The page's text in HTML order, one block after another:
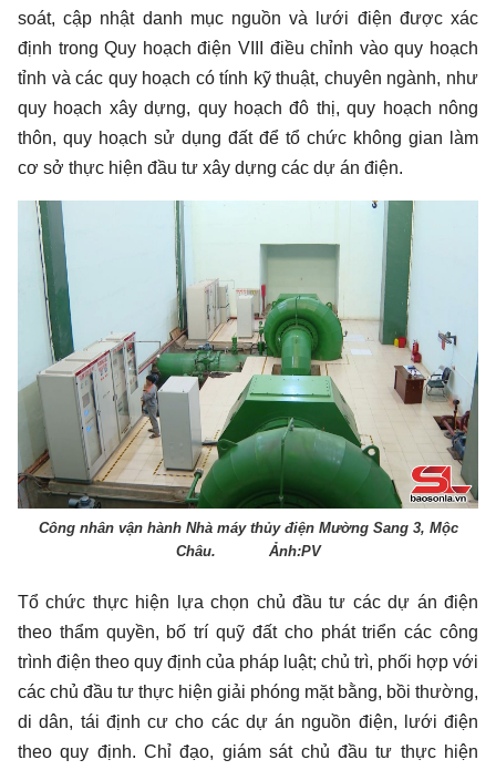
soát, cập nhật danh mục nguồn và lưới điện được xác
định trong Quy hoạch điện VIII điều chỉnh vào quy hoạch
tỉnh và các quy hoạch có tính kỹ thuật, chuyên ngành, như
quy hoạch xây dựng, quy hoạch đô thị, quy hoạch nông
thôn, quy hoạch sử dụng đất để tổ chức không gian làm
cơ sở thực hiện đầu tư xây dựng các dự án điện.
Công nhân vận hành Nhà máy thủy điện Mường Sang 3, Mộc
Châu. Ảnh:PV
Tổ chức thực hiện lựa chọn chủ đầu tư các dự án điện
theo thẩm quyền, bố trí quỹ đất cho phát triển các công
trình điện theo quy định của pháp luật; chủ trì, phối hợp với
các chủ đầu tư thực hiện giải phóng mặt bằng, bồi thường,
di dân, tái định cư cho các dự án nguồn điện, lưới điện
theo quy định. Chỉ đạo, giám sát chủ đầu tư thực hiện